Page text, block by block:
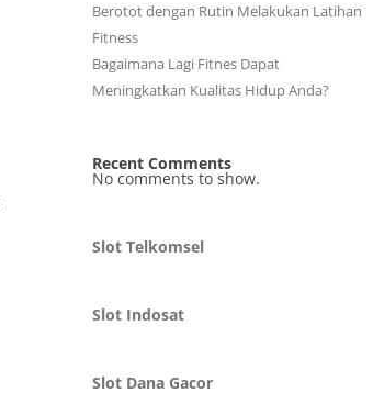
Berotot dengan Rutin Melakukan Latihan
Fitness
Bagaimana Lagi Fitnes Dapat
Meningkatkan Kualitas Hidup Anda?
Recent Comments
No comments to show.
Slot Telkomsel
Slot Indosat
Slot Dana Gacor